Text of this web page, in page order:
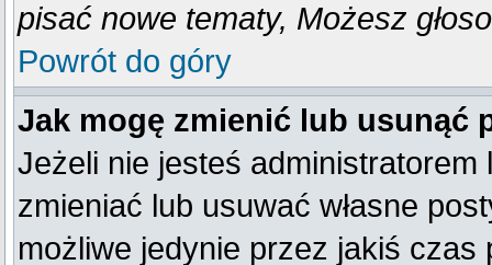
pisać nowe tematy, Możesz
Powrót do góry
Jak mogę zmienić lub usunąć
Jeżeli nie jesteś
zmieniać lub usuwać własne
możliwe jedynie przez jakiś